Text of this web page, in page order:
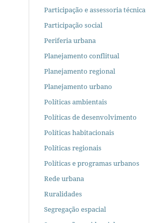
Participação e assessoria técnica
Participação social
Periferia urbana
Planejamento conflitual
Planejamento regional
Planejamento urbano
Políticas ambientais
Políticas de desenvolvimento
Políticas habitacionais
Políticas regionais
Políticas e programas urbanos
Rede urbana
Ruralidades
Segregação espacial